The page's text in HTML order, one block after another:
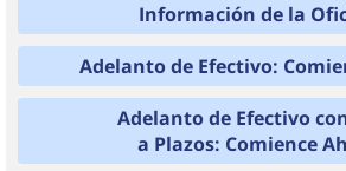
Información de la
Adelanto de Efectivo:
Adelanto de Efectivo
a Plazos: Comience